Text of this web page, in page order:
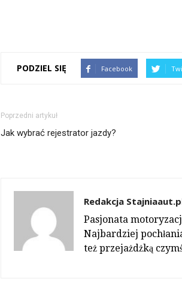
PODZIEL SIĘ Facebook
Poprzedni artykuł
Jak wybrać rejestrator jazdy?
Redakcja
Pasjonata
Najbardziej
też przejażdżką